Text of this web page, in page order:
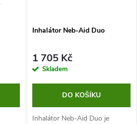
Inhalátor Neb-Aid Duo
1 705 Kč
Skladem
DO KOŠÍKU
Inhalátor Neb-Aid Duo je